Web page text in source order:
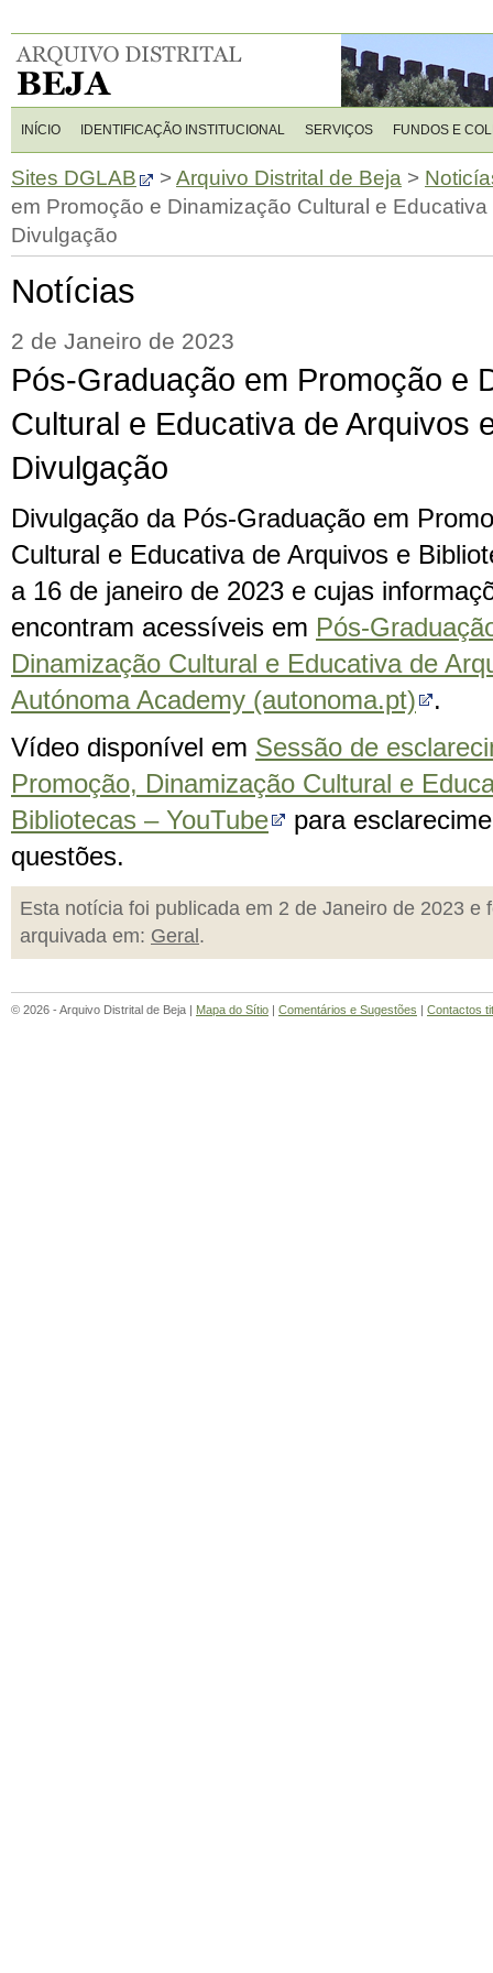
INÍCIO IDENTIFICAÇÃO INSTITUCIONAL SERVIÇOS FUNDOS E
Sites DGLAB >Arquivo Distrital de Beja >
em Promoção e Dinamização Cultural e
Divulgação
Notícias
2 de Janeiro de 2023
Pós-Graduação em Promoção e
Cultural e Educativa de Arquivos
Divulgação
Divulgação da Pós-Graduação em
Cultural e Educativa de Arquivos e
a 16 de janeiro de 2023 e cujas
encontram acessíveis em Pós-
Dinamização Cultural e Educativa de
Autónoma Academy (autonoma.pt)
.
Vídeo disponível em Sessão de
Promoção, Dinamização Cultural e
Bibliotecas – YouTube
para
questões.
Esta notícia foi publicada em 2 de Janeiro de 2023 e
arquivada em: Geral .
© 2026 - Arquivo Distrital de Beja | Mapa do Sítio | Comentários e Sugestões | Contactos